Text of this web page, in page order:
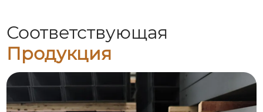
Соответствующая
Продукция